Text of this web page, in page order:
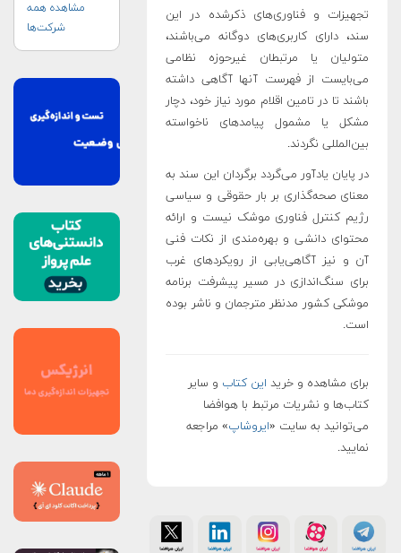
تجهیزات و فناوری‌های ذکرشده در این
سند، دارای کاربری‌های دوگانه می‌باشند،
متولیان یا مرتبطان غیرحوزه نظامی
می‌بایست از فهرست آنها آگاهی داشته
باشند تا در تامین اقلام مورد نیاز خود، دچار
مشکل یا مشمول پیامدهای ناخواسته
بین‌المللی نگردند.
در پایان یادآور می‌گردد برگردان این سند به
معنای صحه‌گذاری بر بار حقوقی و سیاسی
رژیم کنترل فناوری موشک نیست و ارائه
محتوای دانشی و بهره‌مندی از نکات فنی
آن و نیز آگاهی‌یابی از رویکردهای غرب
برای سنگ‌اندازی در مسیر پیشرفت برنامه
موشکی کشور مدنظر مترجمان و ناشر بوده
است.
برای مشاهده و خرید این کتاب و سایر
کتاب‌ها و نشریات مرتبط با هوافضا
می‌توانید به سایت «ایروشاپ» مراجعه
نمایید.
مشاهده همه
شرکت‌ها